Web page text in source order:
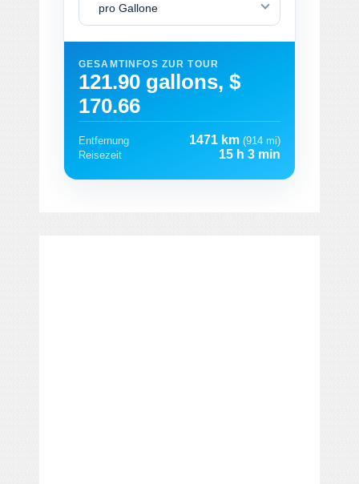
pro Gallone
GESAMTINFOS ZUR TOUR
121.90 gallons, $
170.66
Entfernung 1471 km (914 mi)
Reisezeit
15 h 3 min